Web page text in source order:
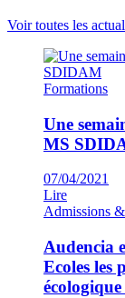
Voir toutes les
Formations
Une
MS
07/04/2021
Lire
Admissions
Audencia
Ecoles les
écologique